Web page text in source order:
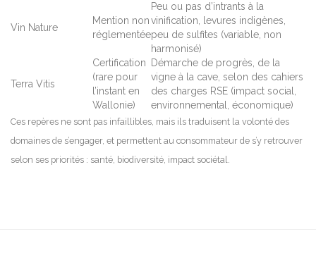
Vin Nature
Mention non
réglementée
Peu ou pas d’intrants à la
vinification, levures indigènes,
peu de sulfites (variable, non
harmonisé)
Terra Vitis
Certification
(rare pour
l’instant en
Wallonie)
Démarche de progrès, de la
vigne à la cave, selon des cahiers
des charges RSE (impact social,
environnemental, économique)
Ces repères ne sont pas infaillibles, mais ils traduisent la volonté des
domaines de s’engager, et permettent au consommateur de s’y retrouver
selon ses priorités : santé, biodiversité, impact sociétal.